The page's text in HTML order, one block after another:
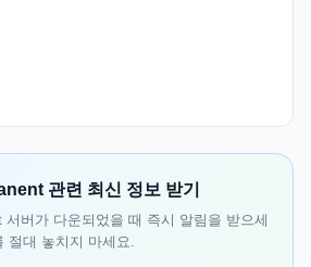
관련 최신 정보 받기
서버가 다운되었을 때 즉시 알림을 받으세
절대 놓치지 마세요.